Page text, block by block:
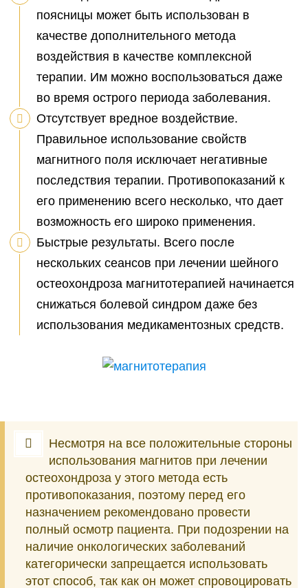
поясницы может быть использован в
качестве дополнительного метода
воздействия в качестве комплексной
терапии. Им можно воспользоваться даже
во время острого периода заболевания.
Отсутствует вредное воздействие.
Правильное использование свойств
магнитного поля исключает негативные
последствия терапии. Противопоказаний к
его применению всего несколько, что дает
возможность его широко применения.
Быстрые результаты. Всего после
нескольких сеансов при лечении шейного
остеохондроза магнитотерапией начинается
снижаться болевой синдром даже без
использования медикаментозных средств.
Несмотря на все положительные стороны
использования магнитов при лечении
остеохондроза у этого метода есть
противопоказания, поэтому перед его
назначением рекомендовано провести
полный осмотр пациента. При подозрении на
наличие онкологических заболеваний
категорически запрещается использовать
этот способ, так как он может спровоцировать